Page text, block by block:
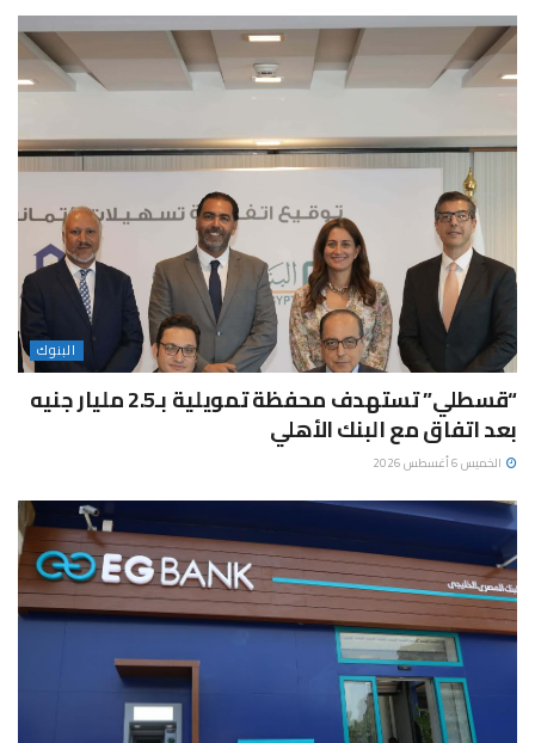
البنوك
“قسطلي” تستهدف محفظة تمويلية بـ2.5 مليار جنيه
بعد اتفاق مع البنك الأهلي
الخميس 6 أغسطس 2026